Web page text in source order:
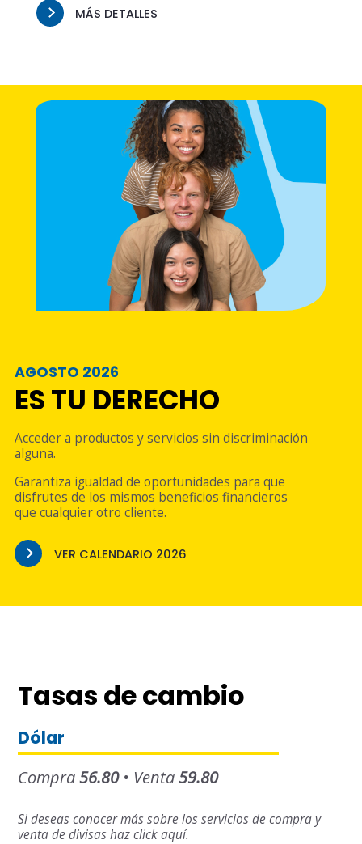
MÁS DETALLES
AGOSTO 2026
ES TU DERECHO
Acceder a productos y servicios sin discriminación
alguna.
Garantiza igualdad de oportunidades para que
disfrutes de los mismos beneficios financieros
que cualquier otro cliente.
VER CALENDARIO 2026
Tasas de cambio
Dólar
Compra56.80• Venta59.80
Si deseas conocer más sobre los servicios de compra y
venta de divisas haz click aquí.